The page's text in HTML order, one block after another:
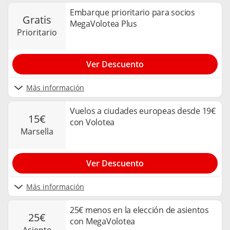
gratis
prioritario
Embarque prioritario para socios
MegaVolotea Plus
Más información
Ver Descuento
15€
marsella
Vuelos a ciudades europeas desde 19€
con Volotea
Más información
Ver Descuento
25€
25€ menos en la elección de asientos
con MegaVolotea